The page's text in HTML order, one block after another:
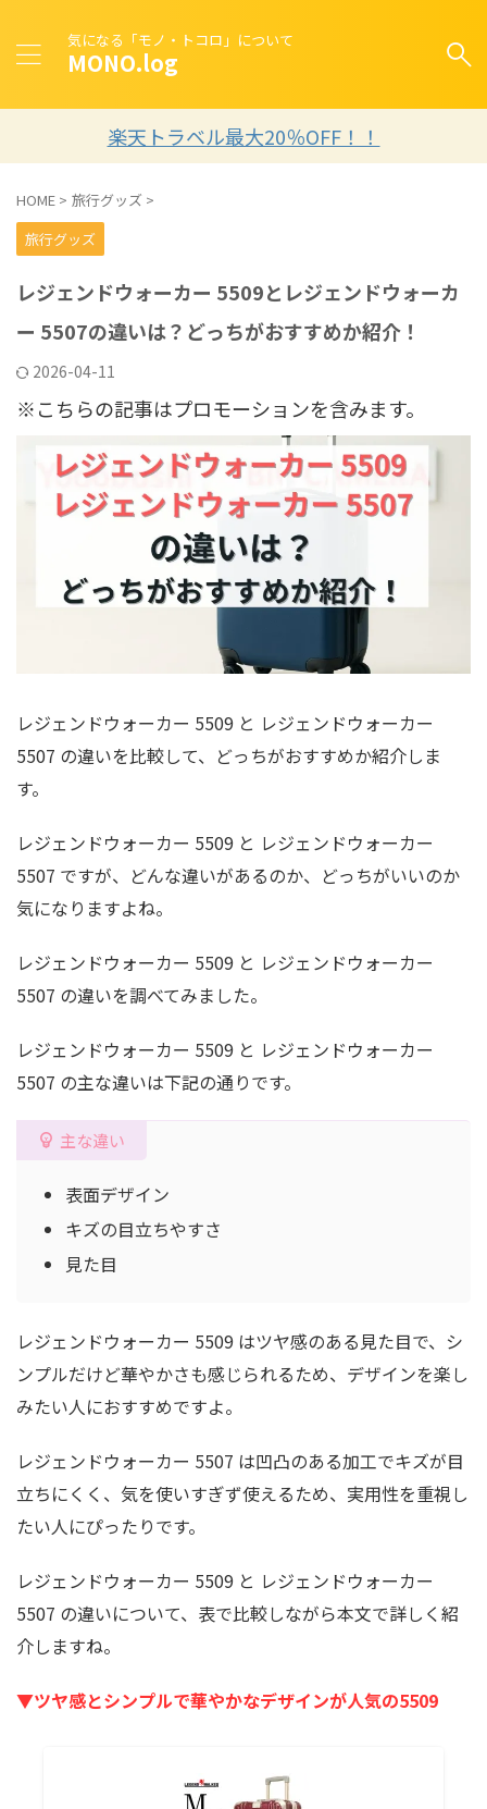
気になる「モノ・トコロ」について
MONO.log
楽天トラベル最大20％OFF！！
HOME > 旅行グッズ >
旅行グッズ
レジェンドウォーカー 5509とレジェンドウォーカ
ー 5507の違いは？どっちがおすすめか紹介！
2026-04-11
※こちらの記事はプロモーションを含みます。
レジェンドウォーカー 5509 と レジェンドウォーカー
5507 の違いを比較して、どっちがおすすめか紹介しま
す。
レジェンドウォーカー 5509 と レジェンドウォーカー
5507 ですが、どんな違いがあるのか、どっちがいいのか
気になりますよね。
レジェンドウォーカー 5509 と レジェンドウォーカー
5507 の違いを調べてみました。
レジェンドウォーカー 5509 と レジェンドウォーカー
5507 の主な違いは下記の通りです。
主な違い
表面デザイン
キズの目立ちやすさ
見た目
レジェンドウォーカー 5509 はツヤ感のある見た目で、シ
ンプルだけど華やかさも感じられるため、デザインを楽し
みたい人におすすめですよ。
レジェンドウォーカー 5507 は凹凸のある加工でキズが目
立ちにくく、気を使いすぎず使えるため、実用性を重視し
たい人にぴったりです。
レジェンドウォーカー 5509 と レジェンドウォーカー
5507 の違いについて、表で比較しながら本文で詳しく紹
介しますね。
▼ツヤ感とシンプルで華やかなデザインが人気の5509